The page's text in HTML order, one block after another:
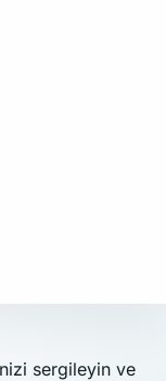
sergileyin ve